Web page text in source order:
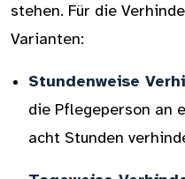
stehen. Für die
Varianten:
Stundenweise
die Pflegeperson an
acht Stunden